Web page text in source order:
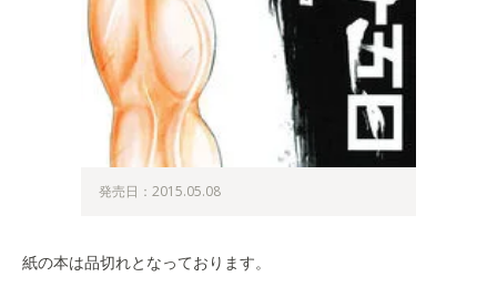
発売日：2015.05.08
紙の本は品切れとなっております。